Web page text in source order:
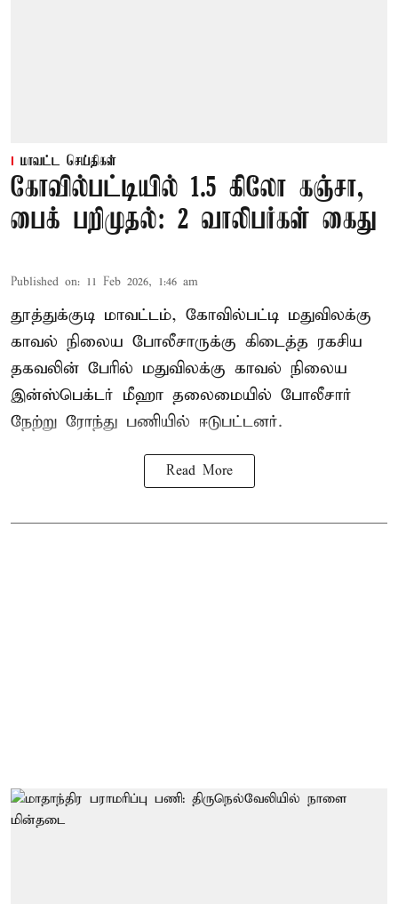
மாவட்ட செய்திகள்
கோவில்பட்டியில் 1.5 கிலோ கஞ்சா,
பைக் பறிமுதல்: 2 வாலிபர்கள் கைது
Published on: 11 Feb 2026, 1:46 am
தூத்துக்குடி மாவட்டம், கோவில்பட்டி மதுவிலக்கு
காவல் நிலைய போலீசாருக்கு கிடைத்த ரகசிய
தகவலின் பேரில் மதுவிலக்கு காவல் நிலைய
இன்ஸ்பெக்டர் மீஹா தலைமையில் போலீசார்
நேற்று ரோந்து பணியில் ஈடுபட்டனர்.
Read More